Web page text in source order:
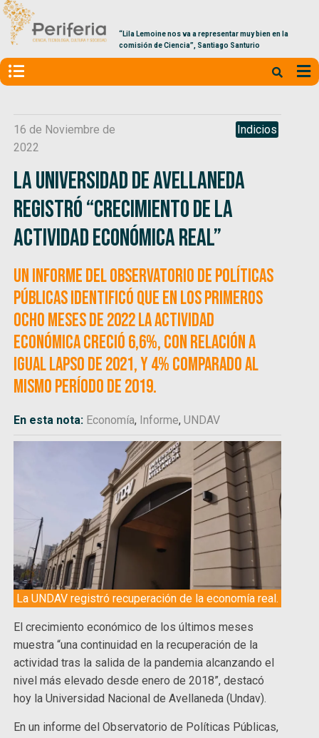
“Lila Lemoine nos va a representar muy bien en la
comisión de Ciencia”, Santiago Santurio
16 de Noviembre de
2022
Indicios
La Universidad de Avellaneda
registró “crecimiento de la
actividad económica real”
Un informe del Observatorio de Políticas
Públicas identificó que en los primeros
ocho meses de 2022 la actividad
económica creció 6,6%, con relación a
igual lapso de 2021, y 4% comparado al
mismo período de 2019.
En esta nota: Economía, Informe,UNDAV
La UNDAV registró recuperación de la economía real.
El crecimiento económico de los últimos meses
muestra “una continuidad en la recuperación de la
actividad tras la salida de la pandemia alcanzando el
nivel más elevado desde enero de 2018”, destacó
hoy la Universidad Nacional de Avellaneda (Undav).
En un informe del Observatorio de Políticas Públicas,